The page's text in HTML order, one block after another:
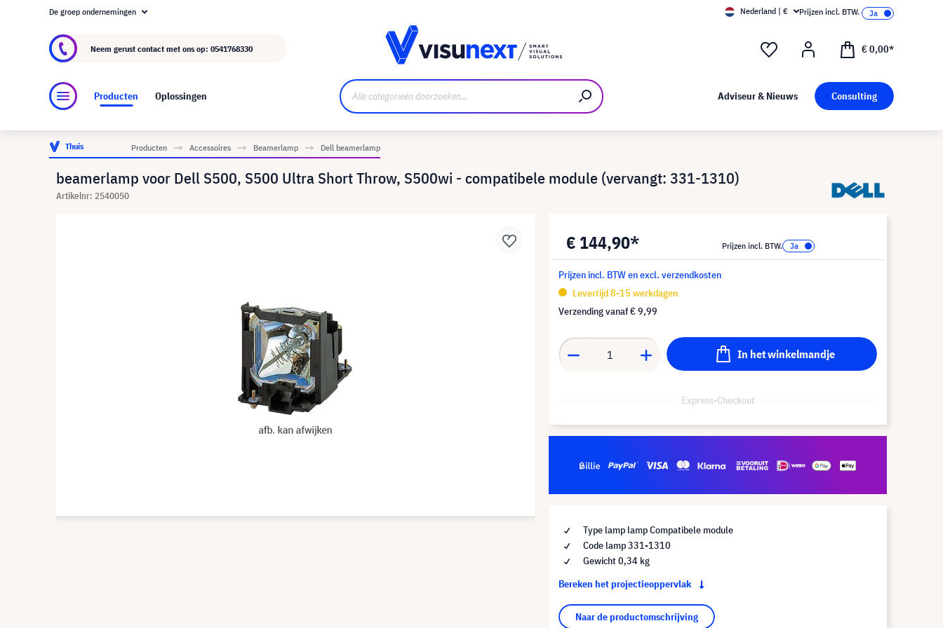
Over visunext.nl
De groep ondernemingen Nederland | € Prijzen incl. BTW.
Neem gerust contact met ons op: 0541768330 € 0,00*
Producten Oplossingen Adviseur & Nieuws Consulting
Thuis Producten Accessoires Beamerlamp Dell beamerlamp
beamerlamp voor Dell S500, S500 Ultra Short Throw, S500wi - compatibele module (vervangt: 331-1310)
Artikelnr: 2540050
€ 144,90* Prijzen incl. BTW.
Prijzen incl. BTW en excl. verzendkosten
Levertijd 8-15 werkdagen
Verzending vanaf€ 9,99
In het winkelmandje
Express-Checkout
Type lamp lamp Compatibele module
Code lamp 331-1310
Gewicht 0,34 kg
Bereken het projectieoppervlak
Naar de productomschrijving